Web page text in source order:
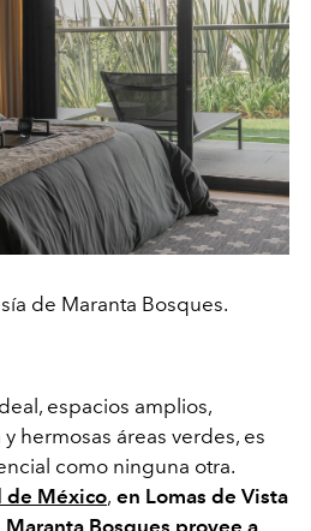
de Maranta Bosques.
espacios amplios,
hermosas áreas verdes, es
como ninguna otra.
de México, en Lomas de Vista